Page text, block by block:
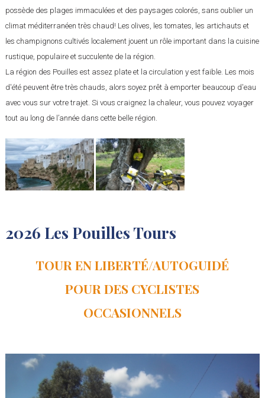
possède des plages immaculées et des paysages colorés, sans oublier un
climat méditerranéen très chaud! Les olives, les tomates, les artichauts et
les champignons cultivés localement jouent un rôle important dans la cuisine
rustique, populaire et succulente de la région.
La région des Pouilles est assez plate et la circulation y est faible. Les mois
d'été peuvent être très chauds, alors soyez prêt à emporter beaucoup d'eau
avec vous sur votre trajet. Si vous craignez la chaleur, vous pouvez voyager
tout au long de l’année dans cette belle région.
2026 Les Pouilles Tours
TOUR EN LIBERTÉ/AUTOGUIDÉ
POUR DES CYCLISTES
OCCASIONNELS